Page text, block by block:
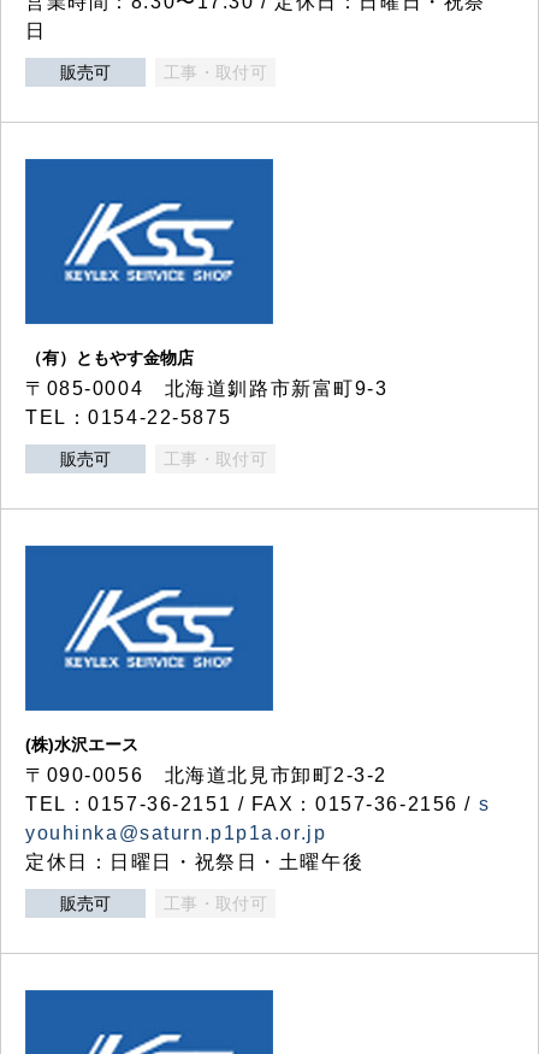
日
販売可 工事・取付可
（有）ともやす金物店
〒085-0004 北海道釧路市新富町9-3
TEL：0154-22-5875
販売可 工事・取付可
(株)水沢エース
〒090-0056 北海道北見市卸町2-3-2
TEL：0157-36-2151 / FAX：0157-36-2156 / s
youhinka@saturn.p1p1a.or.jp
定休日：日曜日・祝祭日・土曜午後
販売可 工事・取付可